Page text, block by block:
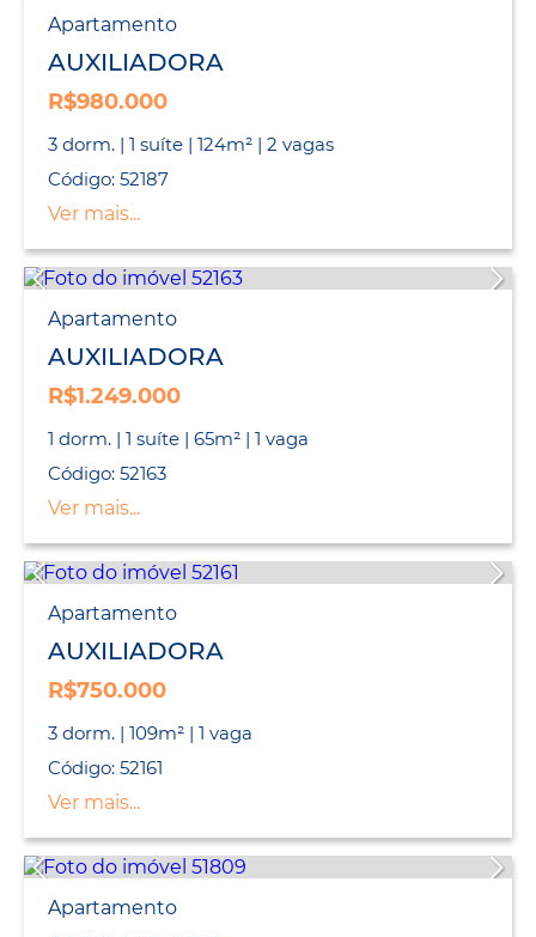
Apartamento
AUXILIADORA
R$980.000
3 dorm. | 1 suíte | 124m² | 2 vagas
Código: 52187
Ver mais...
Apartamento
AUXILIADORA
R$1.249.000
1 dorm. | 1 suíte | 65m² | 1 vaga
Código: 52163
Ver mais...
Apartamento
AUXILIADORA
R$750.000
3 dorm. | 109m² | 1 vaga
Código: 52161
Ver mais...
Apartamento